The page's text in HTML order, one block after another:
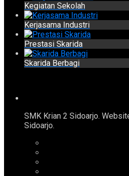
Kegiatan Sekolah
Kerjasama Industri
Prestasi Skarida
Skarida Berbagi
SMK Krian 2 Sidoarjo.
Sidoarjo.